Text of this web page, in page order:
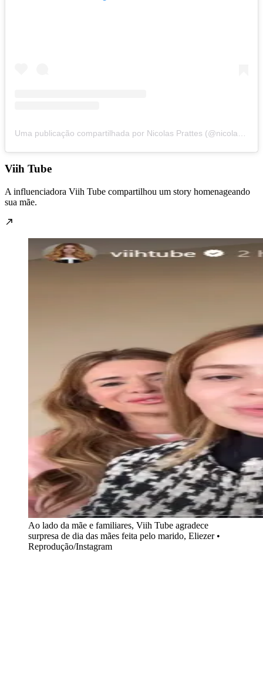
Viih Tube
A influenciadora Viih Tube compartilhou um story homenageando
sua mãe.
Ao lado da mãe e familiares, Viih Tube agradece
surpresa de dia das mães feita pelo marido, Eliezer •
Reprodução/Instagram